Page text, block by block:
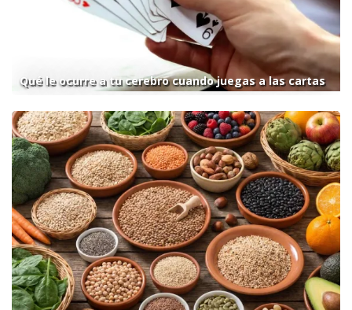
Qué le ocurre a tu cerebro cuando juegas a las cartas